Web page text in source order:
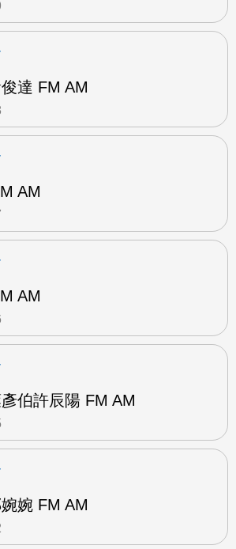
達 FM AM
AM
AM
伯許辰陽 FM AM
婉 FM AM